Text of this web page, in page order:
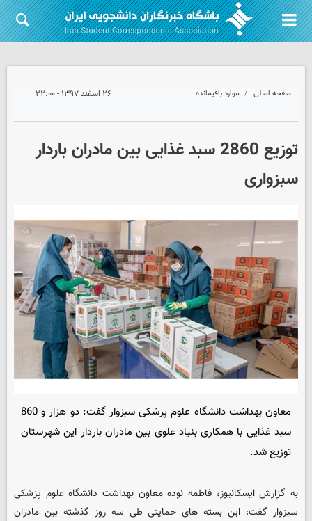
صفحه اصلی موارد باقیمانده ۲۶ اسفند ۱۳۹۷ - ۲۲:۰۰
توزیع 2860 سبد غذایی بین مادران باردار
سبزواری
معاون بهداشت دانشگاه علوم پزشکی سبزوار گفت: دو هزار و 860
سبد غذایی با همکاری بنیاد علوی بین مادران باردار این شهرستان
توزیع شد.
به گزارش ایسکانیوز، فاطمه نوده معاون بهداشت دانشگاه علوم پزشکی
سبزوار گفت: این بسته های حمایتی طی سه روز گذشته بین مادران